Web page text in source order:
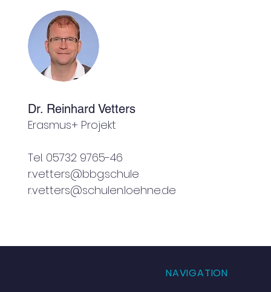
Dr. Reinhard Vetters
Erasmus+ Projekt
Tel. 05732 9765-46
r.vetters@bbg.schule
r.vetters@schulen.loehne.de
NAVIGATION